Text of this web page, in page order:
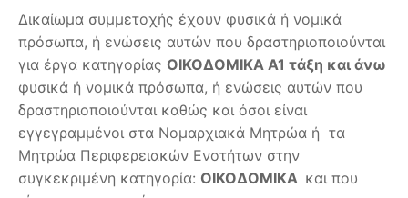
Δικαίωμα συμμετοχής έχουν φυσικά ή νομικά
πρόσωπα, ή ενώσεις αυτών που δραστηριοποιούνται
για έργα κατηγορίας ΟΙΚΟΔΟΜΙΚΑ Α1 τάξη και άνω
φυσικά ή νομικά πρόσωπα, ή ενώσεις αυτών που
δραστηριοποιούνται καθώς και όσοι είναι
εγγεγραμμένοι στα Νομαρχιακά Μητρώα ή τα
Μητρώα Περιφερειακών Ενοτήτων στην
συγκεκριμένη κατηγορία: ΟΙΚΟΔΟΜΙΚΑ και που